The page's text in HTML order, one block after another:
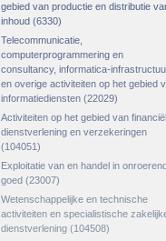
gebied van productie en distributie
inhoud (6330)
Telecommunicatie,
computerprogrammering en
consultancy, informatica-
en overige activiteiten op het gebied
informatiediensten (22029)
Activiteiten op het gebied van
dienstverlening en verzekeringen
(104051)
Exploitatie van en handel in
goed (23007)
Wetenschappelijke en technische
activiteiten en specialistische
dienstverlening (104508)